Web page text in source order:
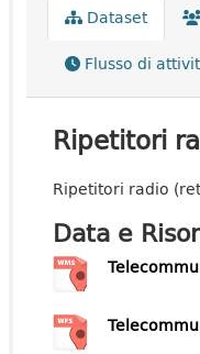
Dataset
Flusso di
Ripetitori
Ripetitori radio
Data e